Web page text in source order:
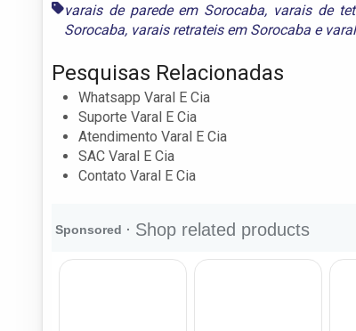
varais de parede em Sorocaba, varais de
Sorocaba, varais retrateis em Sorocaba e
Pesquisas Relacionadas
Whatsapp Varal E Cia
Suporte Varal E Cia
Atendimento Varal E Cia
SAC Varal E Cia
Contato Varal E Cia